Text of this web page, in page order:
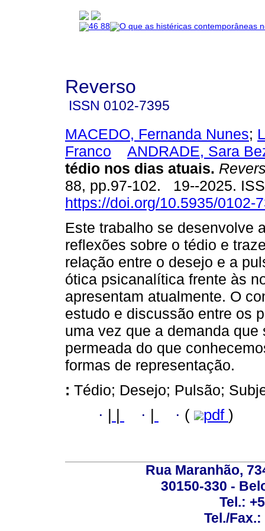
Reverso
ISSN 0102-7395
MACEDO, Fernanda Nunes;
Franco
ANDRADE, Sara
tédio nos dias atuais.
88, pp.97-102. 19--2025.
https://doi.org/10.5935/0102-
Este trabalho se desenvolve
reflexões sobre o tédio e
relação entre o desejo e a
ótica psicanalítica frente às
apresentam atualmente. O
estudo e discussão entre os
uma vez que a demanda
permeada do que
formas de representação.
: Tédio; Desejo; Pulsão;
· · · ( pdf )
Rua Maranhão,
30150-330 -
Tel.:
Tel./Fax.: